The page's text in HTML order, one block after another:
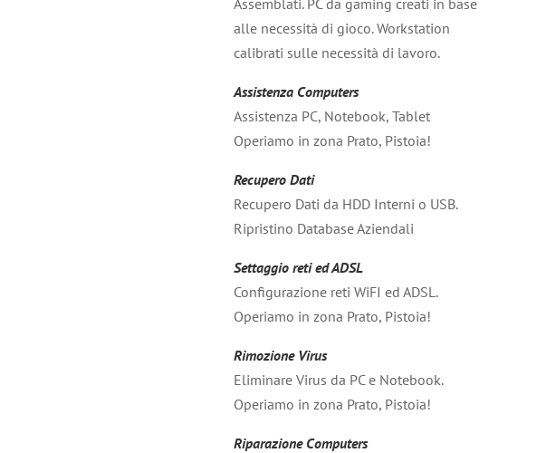
Assemblati. PC da gaming creati in base
alle necessità di gioco. Workstation
calibrati sulle necessità di lavoro.
Assistenza Computers
Assistenza PC, Notebook, Tablet
Operiamo in zona Prato, Pistoia!
Recupero Dati
Recupero Dati da HDD Interni o USB.
Ripristino Database Aziendali
Settaggio reti ed ADSL
Configurazione reti WiFI ed ADSL.
Operiamo in zona Prato, Pistoia!
Rimozione Virus
Eliminare Virus da PC e Notebook.
Operiamo in zona Prato, Pistoia!
Riparazione Computers